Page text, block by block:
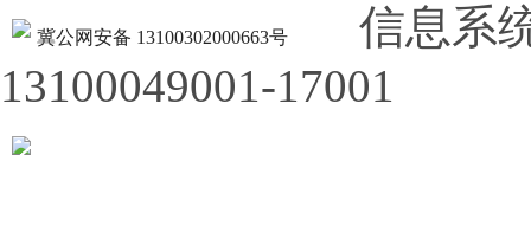
冀公网安备 13100302000663号
信息系
13100049001-17001